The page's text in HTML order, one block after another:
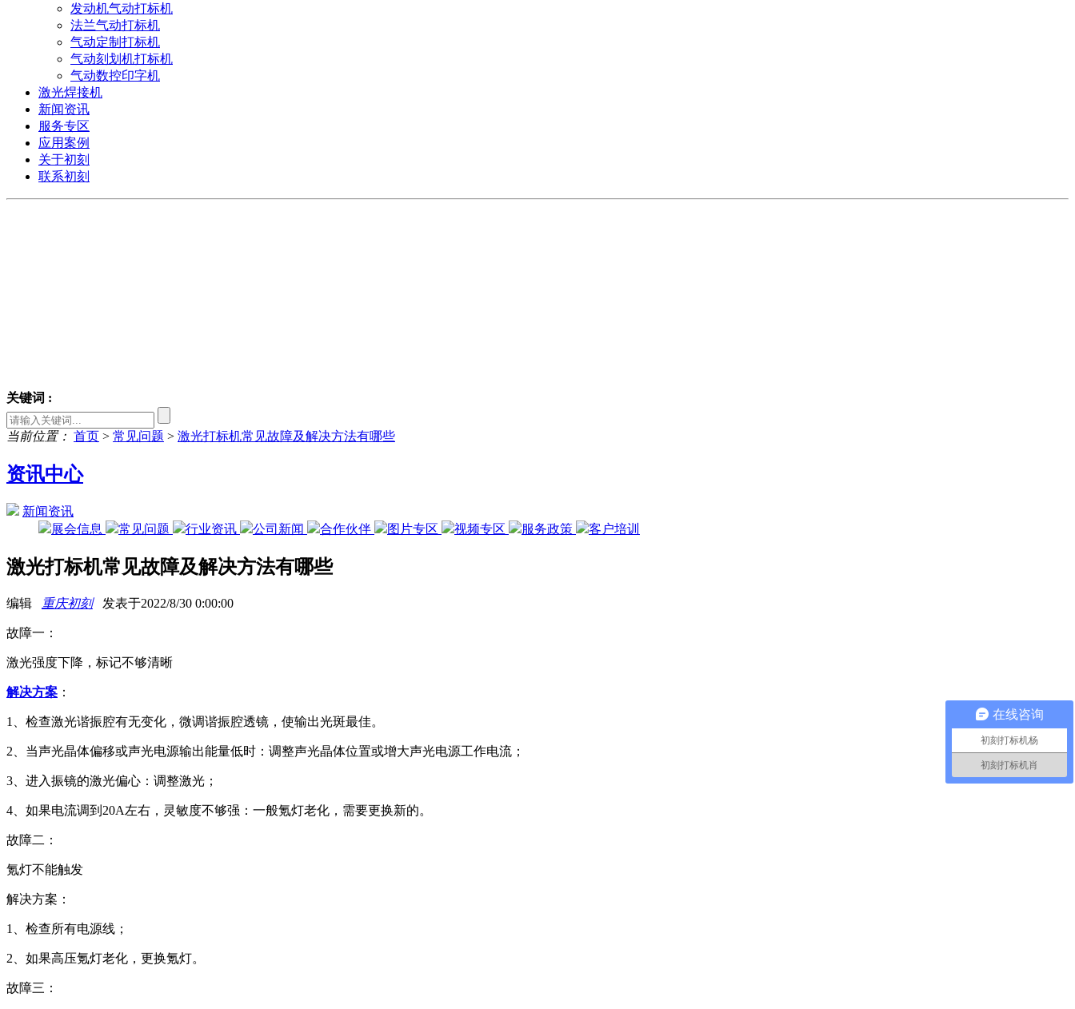
发动机气动打标机
法兰气动打标机
气动定制打标机
气动刻划机打标机
气动数控印字机
激光焊接机
新闻资讯
服务专区
应用案例
关于初刻
联系初刻
关键词 :
当前位置： 首页 > 常见问题 > 激光打标机常见故障及解决方法有哪些
资讯中心
新闻资讯
展会信息
常见问题 行业资讯 公司新闻 合作伙伴 图片专区 视频专区 服务政策 客户培训
激光打标机常见故障及解决方法有哪些
编辑 重庆初刻发表于2022/8/30 0:00:00
故障一：
激光强度下降，标记不够清晰
解决方案 ：
1、检查激光谐振腔有无变化，微调谐振腔透镜，使输出光斑最佳。
2、当声光晶体偏移或声光电源输出能量低时：调整声光晶体位置或增大声光电源工作电流；
3、进入振镜的激光偏心：调整激光；
4、如果电流调到20A左右，灵敏度不够强：一般氪灯老化，需要更换新的。
故障二：
氪灯不能触发
解决方案：
1、检查所有电源线；
2、如果高压氪灯老化，更换氪灯。
故障三：
在线咨询
初刻打标机杨
初刻打标机肖